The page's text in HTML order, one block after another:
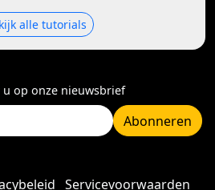
alle tutorials
op onze nieuwsbrief
Abonneren
Servicevoorwaarden